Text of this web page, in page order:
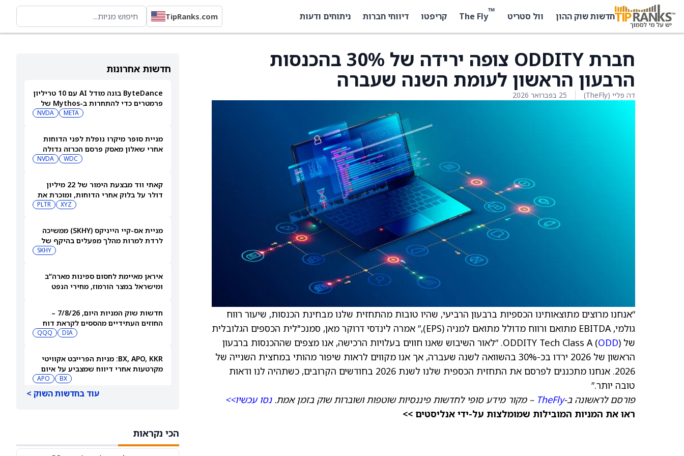
חדשות שוק ההון וול סטריט ™
The Fly קריפטו דיווחי חברות ניתוחים ודעות TipRanks.com
חדשות אחרונות
ByteDance בונה מודל AI עם 10 טריליון
פרמטרים כדי להתחרות ב-Mythos של
META
NVDA
מניית סופר מיקרו נופלת לפני הדוחות
אחרי שאלון מאסק פרסם הכרזה גדולה
WDC
NVDA
קאתי ווד מבצעת הימור של 22 מיליון
דולר על בלוק אחרי הדוחות, ומוכרת את
XYZ
PLTR
מניית אס-קיי הייניקס (SKHY) ממשיכה
לרדת למרות מהלך מפעלים בהיקף של
SKHY
איראן מאיימת לחסום ספינות מארה”ב
ומישראל במצר הורמוז, מחירי הנפט
חדשות שוק המניות היום, 7/8/26 –
החוזים העתידיים מהססים לקראת דוח
DIA
QQQ
BX, APO, KKR: מניות הפרייבט אקוויטי
מקרטעות אחרי דיווח שמצביע על איום
BX
APO
אלה המניות שמדווחות על תוצאות היום
עוד בחדשות השוק >
הכי נקראות
חברת ODDITY צופה ירידה של 30% בהכנסות
הרבעון הראשון לעומת השנה שעברה
דה פליי (TheFly) 25 בפברואר 2026
“אנחנו מרוצים מתוצאותינו הכספיות ברבעון הרביעי, שהיו טובות מהתחזית שלנו מבחינת הכנסות, שיעור רווח
גולמי, EBITDA מתואם ורווח מדולל מתואם למניה (EPS),” אמרה לינדסי דרוקר מאן, סמנכ"לית הכספים הגלובלית
של ODDITY Tech Class A ( ODD
). “לאור השיבוש שאנו חווים בעלויות הרכישה, אנו מצפים שההכנסות ברבעון
הראשון של 2026 ירדו בכ-30% בהשוואה לשנה שעברה, אך אנו מקווים לראות שיפור מהותי במחצית השנייה של
2026. אנחנו מתכננים לפרסם את התחזית הכספית שלנו לשנת 2026 בחודשים הקרובים, כשתהיה לנו ודאות
טובה יותר.”
פורסם לראשונה ב-TheFly – מקור מידע סופי לחדשות פיננסיות שוטפות ושוברות שוק בזמן אמת.נסו עכשיו>>
ראו את המניות המובילות שמומלצות על-ידי אנליסטים >>